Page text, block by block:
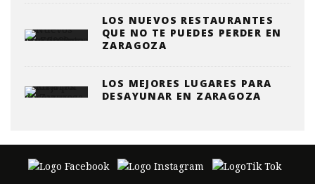
LOS NUEVOS RESTAURANTES
QUE NO TE PUEDES PERDER EN
ZARAGOZA
LOS MEJORES LUGARES PARA
DESAYUNAR EN ZARAGOZA